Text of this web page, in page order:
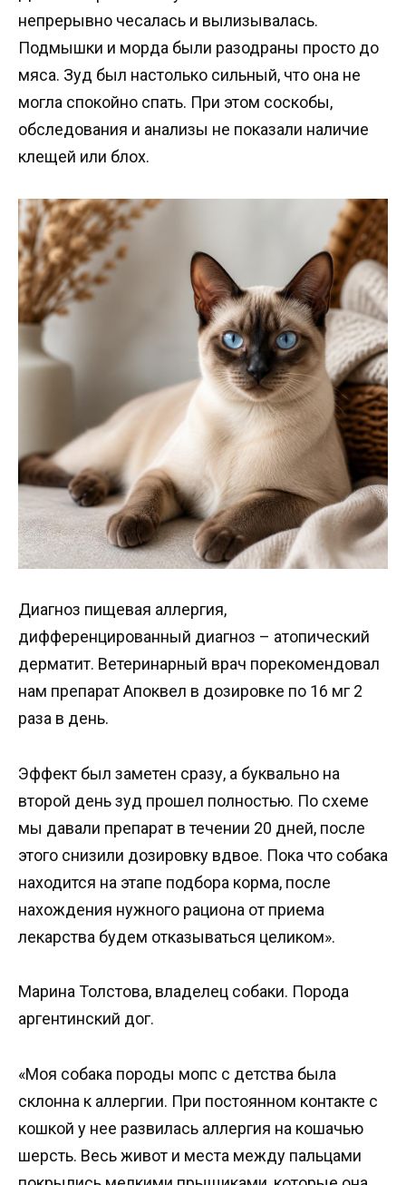
непрерывно чесалась и вылизывалась.
Подмышки и морда были разодраны просто до
мяса. Зуд был настолько сильный, что она не
могла спокойно спать. При этом соскобы,
обследования и анализы не показали наличие
клещей или блох.
Диагноз пищевая аллергия,
дифференцированный диагноз – атопический
дерматит. Ветеринарный врач порекомендовал
нам препарат Апоквел в дозировке по 16 мг 2
раза в день.
Эффект был заметен сразу, а буквально на
второй день зуд прошел полностью. По схеме
мы давали препарат в течении 20 дней, после
этого снизили дозировку вдвое. Пока что собака
находится на этапе подбора корма, после
нахождения нужного рациона от приема
лекарства будем отказываться целиком».
Марина Толстова, владелец собаки. Порода
аргентинский дог.
«Моя собака породы мопс с детства была
склонна к аллергии. При постоянном контакте с
кошкой у нее развилась аллергия на кошачью
шерсть. Весь живот и места между пальцами